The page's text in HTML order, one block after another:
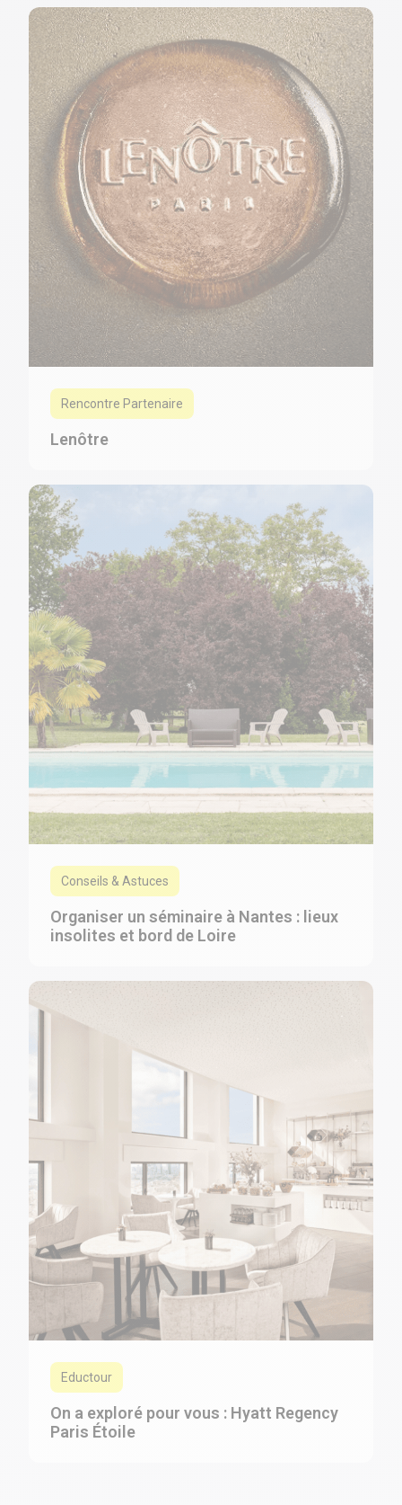
Rencontre Partenaire
Lenôtre
Conseils & Astuces
Organiser un séminaire à Nantes : lieux
insolites et bord de Loire
Eductour
On a exploré pour vous : Hyatt Regency
Paris Étoile